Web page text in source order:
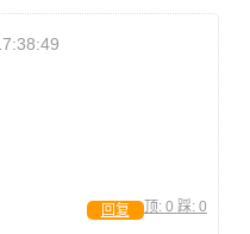
顶: 0 踩: 0
回复